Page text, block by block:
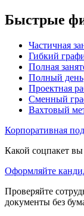
Быстрые
Частичная
Гибкий
Полная
Полный день
Проектная
Сменный
Вахтовый
Корпоративная
Какой соцпакет
Оформляйте
Проверяйте
документы без